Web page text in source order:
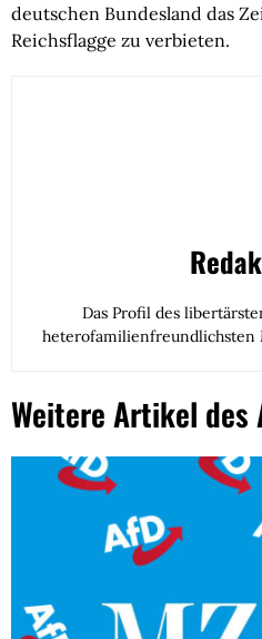
deutschen Bundesland das
Reichsflagge zu verbieten.
Das Profil des
heterofamilienfreundlichsten
Weitere Artikel des